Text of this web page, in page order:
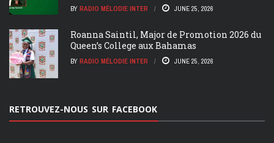
BY RADIO MÉLODIE INTER JUNE 25, 2026
Roanna Saintil, Major de Promotion 2026 du
Queen’s College aux Bahamas
BY RADIO MÉLODIE INTER JUNE 25, 2026
RETROUVEZ-NOUS SUR FACEBOOK